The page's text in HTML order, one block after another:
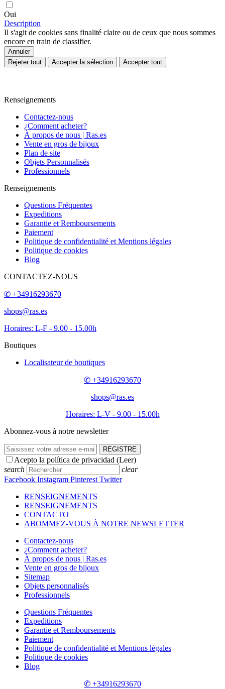
Oui
Description
Il s'agit de cookies sans finalité claire ou de ceux que nous sommes
encore en train de classifier.
Annuler
Rejeter tout
Accepter la sélection Accepter tout
Renseignements
Contactez-nous
¿Comment acheter?
À propos de nous | Ras.es
Vente en gros de bijoux
Plan de site
Objets Personnalisés
Professionnels
Renseignements
Questions Fréquentes
Expeditions
Garantie et Remboursements
Paiement
Politique de confidentialité et Mentions légales
Politique de cookies
Blog
CONTACTEZ-NOUS
✆ +34916293670
shops@ras.es
Horaires: L-F - 9.00 - 15.00h
Boutiques
Localisateur de boutiques
✆ +34916293670
shops@ras.es
Horaires: L-V - 9.00 - 15.00h
Abonnez-vous à notre newsletter
REGISTRE
Acepto la política de privacidad (Leer)
search
clear
Facebook Instagram Pinterest Twitter
RENSEIGNEMENTS
RENSEIGNEMENTS
CONTACTO
ABOMMEZ-VOUS À NOTRE NEWSLETTER
Contactez-nous
¿Comment acheter?
À propos de nous | Ras.es
Vente en gros de bijoux
Sitemap
Objets personnalisés
Professionnels
Questions Fréquentes
Expeditions
Garantie et Remboursements
Paiement
Politique de confidentialité et Mentions légales
Politique de cookies
Blog
✆ +34916293670